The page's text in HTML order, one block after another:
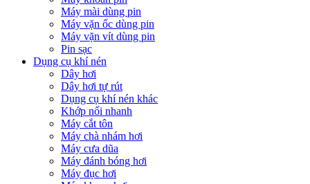
Máy mài dùng pin
Máy vặn ốc dùng pin
Máy vặn vít dùng pin
Pin sạc
Dụng cụ khí nén
Dây hơi
Dây hơi tự rút
Dụng cụ khí nén khác
Khớp nối nhanh
Máy cắt tôn
Máy chà nhám hơi
Máy cưa dũa
Máy đánh bóng hơi
Máy đục hơi